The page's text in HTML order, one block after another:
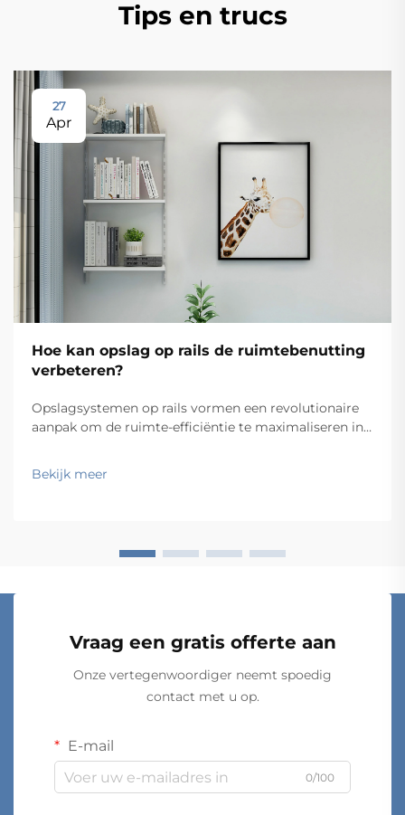
Tips en trucs
27
Apr
Hoe kan opslag op rails de ruimtebenutting
verbeteren?
Opslagsystemen op rails vormen een revolutionaire
aanpak om de ruimte-efficiëntie te maximaliseren in
gebruik te maken van wandbevestigde railsystemen
die beweegbare opslagcomponenten ondersteunen,
Bekijk meer
Vraag een gratis offerte aan
Onze vertegenwoordiger neemt spoedig
contact met u op.
E-mail
0/100